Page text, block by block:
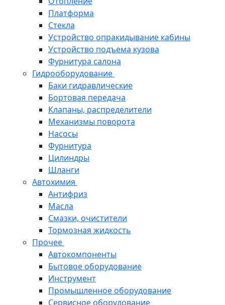
Платформа
Стекла
Устройство опракидывание кабины
Устройство подъема кузова
Фурнитура салона
Гидрооборудование
Баки гидравлические
Бортовая передача
Клапаны, распределители
Механизмы поворота
Насосы
Фурнитура
Цилиндры
Шланги
Автохимия
Антифриз
Масла
Смазки, очистители
Тормозная жидкость
Прочее
Автокомпоненты
Бытовое оборудование
Инструмент
Промышленное оборудование
Сервисное оборудование